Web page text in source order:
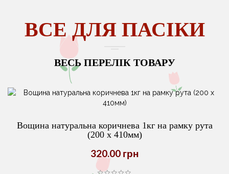
ВСЕ ДЛЯ ПАСІКИ
ВЕСЬ ПЕРЕЛІК ТОВАРУ
Вощина натуральна коричнева 1кг на рамку рута
(200 х 410мм)
320.00 грн